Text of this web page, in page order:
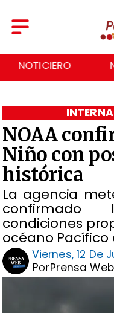
NACIONAL
NOAA
Niño con
histórica
La agencia
condiciones
océano
Viernes, 12 De
Prensa Web
Por